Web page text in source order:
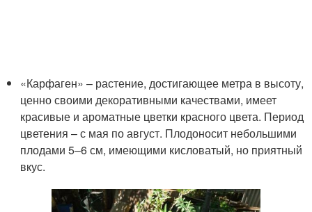
«Карфаген» – растение, достигающее метра в высоту,
ценно своими декоративными качествами, имеет
красивые и ароматные цветки красного цвета. Период
цветения – с мая по август. Плодоносит небольшими
плодами 5–6 см, имеющими кисловатый, но приятный
вкус.